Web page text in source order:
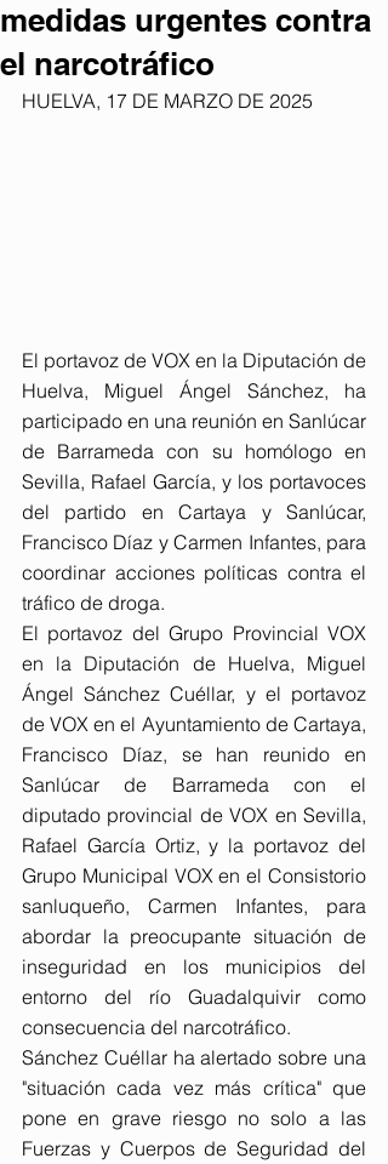
medidas urgentes contra
el narcotráfico
HUELVA, 17 DE MARZO DE 2025
El portavoz de VOX en la Diputación de
Huelva, Miguel Ángel Sánchez, ha
participado en una reunión en Sanlúcar
de Barrameda con su homólogo en
Sevilla, Rafael García, y los portavoces
del partido en Cartaya y Sanlúcar,
Francisco Díaz y Carmen Infantes, para
coordinar acciones políticas contra el
tráfico de droga.
El portavoz del Grupo Provincial VOX
en la Diputación de Huelva, Miguel
Ángel Sánchez Cuéllar, y el portavoz
de VOX en el Ayuntamiento de Cartaya,
Francisco Díaz, se han reunido en
Sanlúcar de Barrameda con el
diputado provincial de VOX en Sevilla,
Rafael García Ortiz, y la portavoz del
Grupo Municipal VOX en el Consistorio
sanluqueño, Carmen Infantes, para
abordar la preocupante situación de
inseguridad en los municipios del
entorno del río Guadalquivir como
consecuencia del narcotráfico.
Sánchez Cuéllar ha alertado sobre una
"situación cada vez más crítica" que
pone en grave riesgo no solo a las
Fuerzas y Cuerpos de Seguridad del